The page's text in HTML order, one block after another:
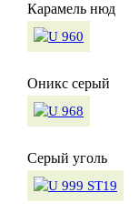
Карамель нюд
Оникс серый
Серый уголь